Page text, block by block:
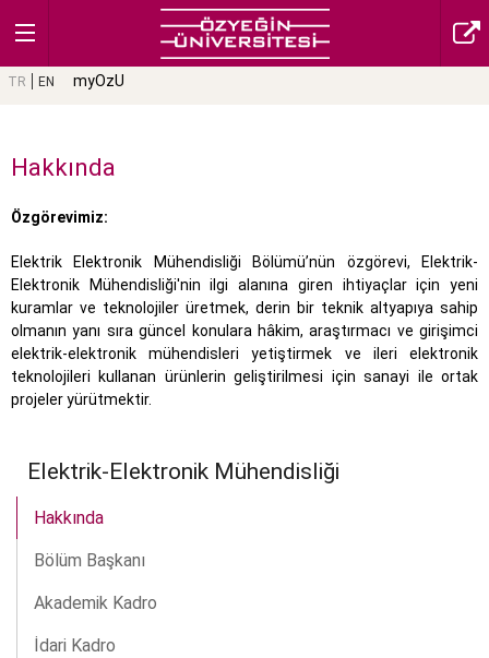
TR EN myOzU
Hakkında
Özgörevimiz:
Elektrik Elektronik Mühendisliği Bölümü’nün özgörevi, Elektrik-
Elektronik Mühendisliği'nin ilgi alanına giren ihtiyaçlar için yeni
kuramlar ve teknolojiler üretmek, derin bir teknik altyapıya sahip
olmanın yanı sıra güncel konulara hâkim, araştırmacı ve girişimci
elektrik-elektronik mühendisleri yetiştirmek ve ileri elektronik
teknolojileri kullanan ürünlerin geliştirilmesi için sanayi ile ortak
projeler yürütmektir.
Elektrik-Elektronik Mühendisliği
Hakkında
Bölüm Başkanı
Akademik Kadro
İdari Kadro